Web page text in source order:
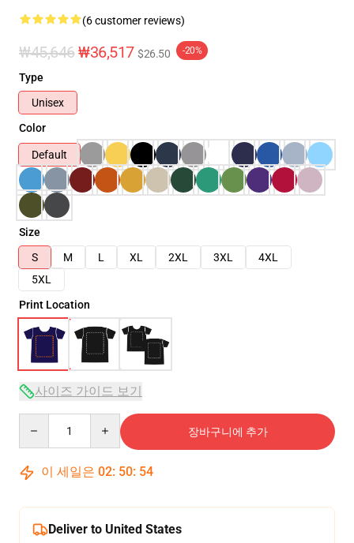
(6 customer reviews)
₩45,646₩36,517 $26.50 -20%
Type
Unisex
Color
Default
Size
S
M L XL 2XL 3XL
4XL
5XL
Print Location
사이즈 가이드 보기
장바구니에 추가
이 세일은 02: 50: 54
Deliver to United States